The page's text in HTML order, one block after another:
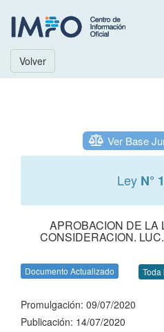
Volver
Ver Base
Ley N°
APROBACION DE LA
CONSIDERACION.
Documento Actualizado Toda
Promulgación: 09/07/2020
Publicación: 14/07/2020